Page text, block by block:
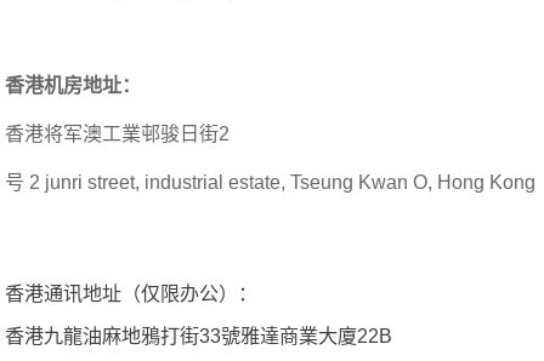
香港机房地址：
香港将军澳工業邨骏日街2
号 2 junri street, industrial estate, Tseung Kwan O, Hong Kong
香港通讯地址（仅限办公）：
香港九龍油麻地鴉打街33號雅達商業大廈22B